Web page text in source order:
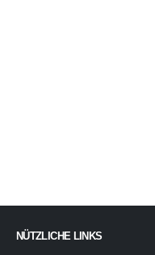
NÜTZLICHE LINKS